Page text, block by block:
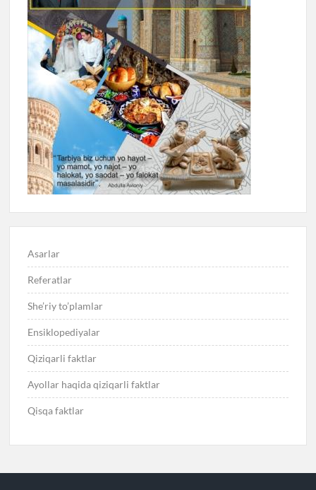
Asarlar
Referatlar
She’riy to’plamlar
Ensiklopediyalar
Qiziqarli faktlar
Ayollar haqida qiziqarli faktlar
Qisqa faktlar